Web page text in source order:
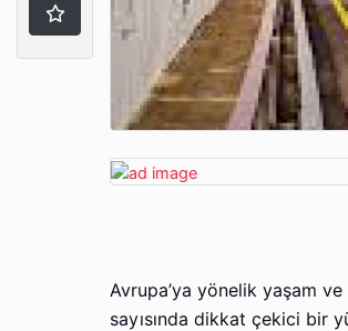
Avrupa’ya yönelik yaşam ve
sayısında dikkat çekici bir